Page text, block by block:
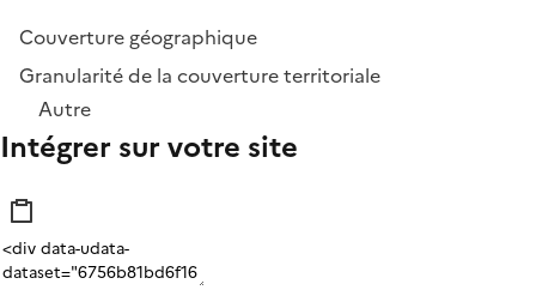
Couverture géographique
Granularité de la couverture territoriale
Autre
Intégrer sur votre site